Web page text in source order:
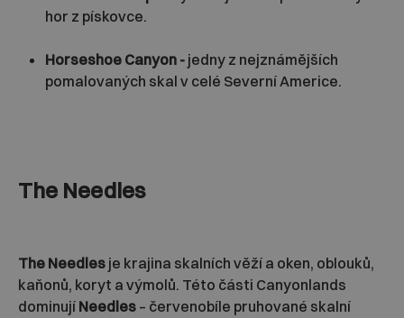
hor z pískovce.
Horseshoe Canyon - jedny z nejznámějších
pomalovaných skal v celé Severní Americe.
The Needles
The Needles je krajina skalních věží a oken, oblouků,
kaňonů, koryt a výmolů. Této části Canyonlands
dominují Needles – červenobíle pruhované skalní